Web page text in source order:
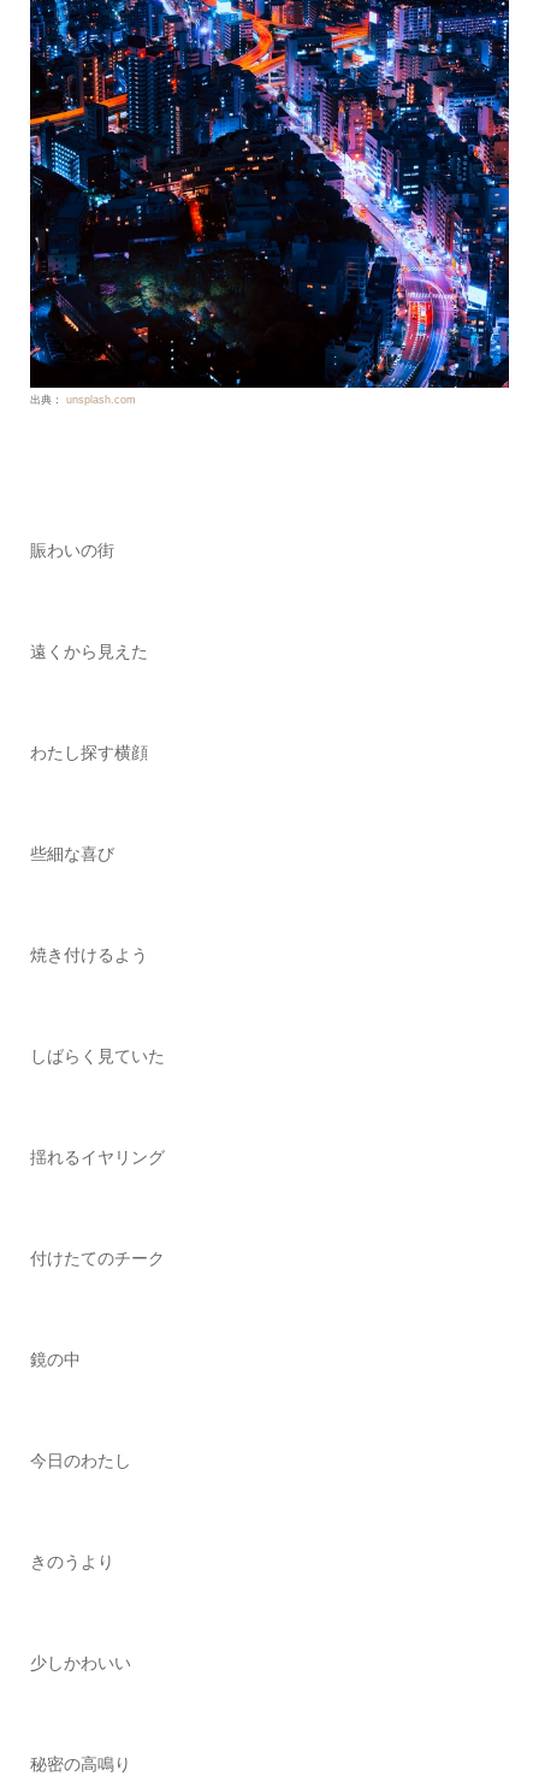
出典： unsplash.com
賑わいの街
遠くから見えた
わたし探す横顔
些細な喜び
焼き付けるよう
しばらく見ていた
揺れるイヤリング
付けたてのチーク
鏡の中
今日のわたし
きのうより
少しかわいい
秘密の高鳴り